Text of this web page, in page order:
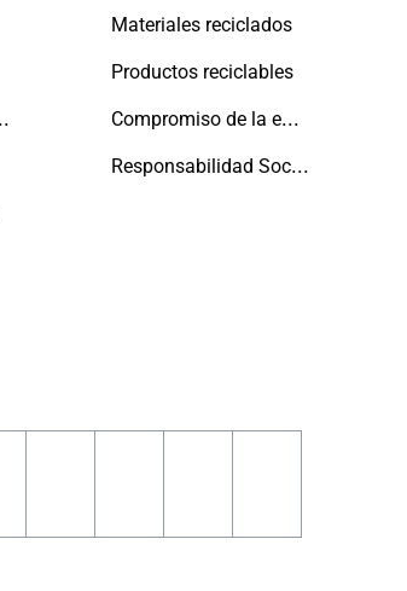
Ocio, turismo y transporte
Materiales reciclados
Productos reciclables
Compromiso de la empresa con las personas y el planeta
Responsabilidad Social